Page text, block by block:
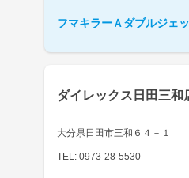
フマキラーＡダブルジェ
ダイレックス日田三和
大分県日田市三和６４－１
TEL: 0973-28-5530